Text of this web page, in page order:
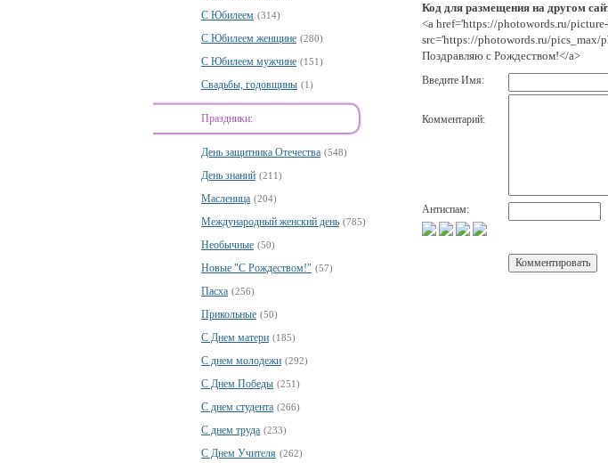
С Юбилеем (314)
С Юбилеем женщине (280)
С Юбилеем мужчине (151)
Свадьбы, годовщины (1)
Праздники:
День защитника Отечества (548)
День знаний (211)
Масленица (204)
Международный женский день (785)
Необычные (50)
Новые "С Рождеством!" (57)
Пасха (256)
Прикольные (50)
С Днем матери (185)
С днем молодежи (292)
С Днем Победы (251)
С днем студента (266)
С днем труда (233)
С Днем Учителя (262)
Код для размещения на другом
<a href='https://photowords.ru/
src='https://photowords.ru/pics_max/
Поздравляю с Рождеством!</a>
Введите Имя:
Комментарий:
Антиспам: